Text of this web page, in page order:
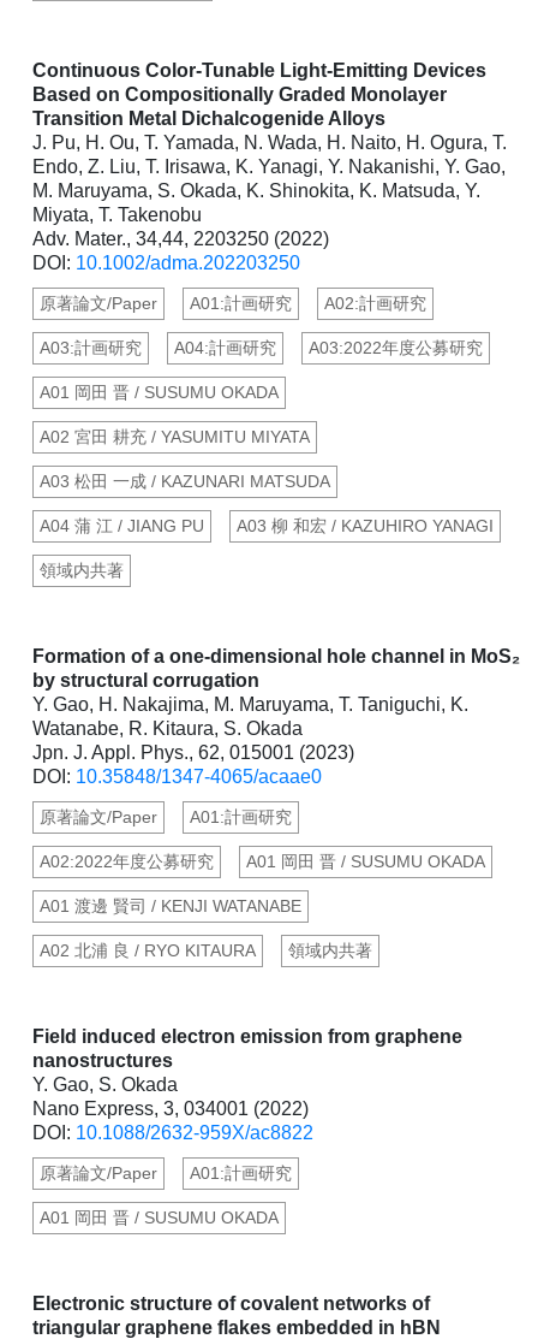
Continuous Color-Tunable Light-Emitting Devices
Based on Compositionally Graded Monolayer
Transition Metal Dichalcogenide Alloys
J. Pu, H. Ou, T. Yamada, N. Wada, H. Naito, H. Ogura, T.
Endo, Z. Liu, T. Irisawa, K. Yanagi, Y. Nakanishi, Y. Gao,
M. Maruyama, S. Okada, K. Shinokita, K. Matsuda, Y.
Miyata, T. Takenobu
Adv. Mater., 34,44, 2203250 (2022)
DOI: 10.1002/adma.202203250
原著論文/Paper A01:計画研究 A02:計画研究
A03:計画研究 A04:計画研究 A03:2022年度公募研究
A01 岡田 晋 / SUSUMU OKADA
A02 宮田 耕充 / YASUMITU MIYATA
A03 松田 一成 / KAZUNARI MATSUDA
A04 蒲 江 / JIANG PU A03 柳 和宏 / KAZUHIRO YANAGI
領域内共著
Formation of a one-dimensional hole channel in MoS₂
by structural corrugation
Y. Gao, H. Nakajima, M. Maruyama, T. Taniguchi, K.
Watanabe, R. Kitaura, S. Okada
Jpn. J. Appl. Phys., 62, 015001 (2023)
DOI: 10.35848/1347-4065/acaae0
原著論文/Paper A01:計画研究
A02:2022年度公募研究 A01 岡田 晋 / SUSUMU OKADA
A01 渡邊 賢司 / KENJI WATANABE
A02 北浦 良 / RYO KITAURA 領域内共著
Field induced electron emission from graphene
nanostructures
Y. Gao, S. Okada
Nano Express, 3, 034001 (2022)
DOI: 10.1088/2632-959X/ac8822
原著論文/Paper A01:計画研究
A01 岡田 晋 / SUSUMU OKADA
Electronic structure of covalent networks of
triangular graphene flakes embedded in hBN